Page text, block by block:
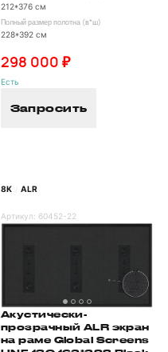
212*376 см
Полный размер полотна (в*ш)
228*392 см
298 000 ₽
Есть
Запросить
8K ALR
Артикул: 60452-22
Акустически-
прозрачный ALR экран
на раме Global Screens